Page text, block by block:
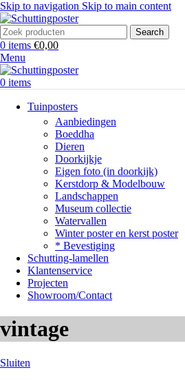
Skip to navigation Skip to main content
Search
0 items €0,00
Menu
0 items
Tuinposters
Aanbiedingen
Boeddha
Dieren
Doorkijkje
Eigen foto (in doorkijk)
Kerstdorp & Modelbouw
Landschappen
Museum collectie
Watervallen
Winter poster en kerst poster
* Bevestiging
Schutting-lamellen
Klantenservice
Projecten
Showroom/Contact
vintage
Sluiten